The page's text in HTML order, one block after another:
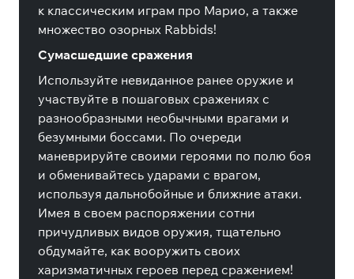
к классическим играм про Марио, а также
множество озорных Rabbids!
Сумасшедшие сражения
Используйте невиданное ранее оружие и
участвуйте в пошаговых сражениях с
разнообразными необычными врагами и
безумными боссами. По очереди
маневрируйте своими героями по полю боя
и обменивайтесь ударами с врагом,
используя дальнобойные и ближние атаки.
Имея в своем распоряжении сотни
причудливых видов оружия, тщательно
обдумайте, как вооружить своих
харизматичных героев перед сражением!